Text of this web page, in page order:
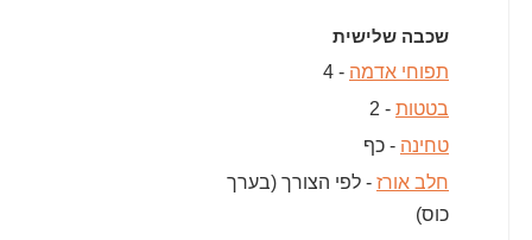
שכבה שלישית
תפוחי אדמה - 4
בטטות - 2
טחינה - כף
חלב אורז - לפי הצורך (בערך
כוס)